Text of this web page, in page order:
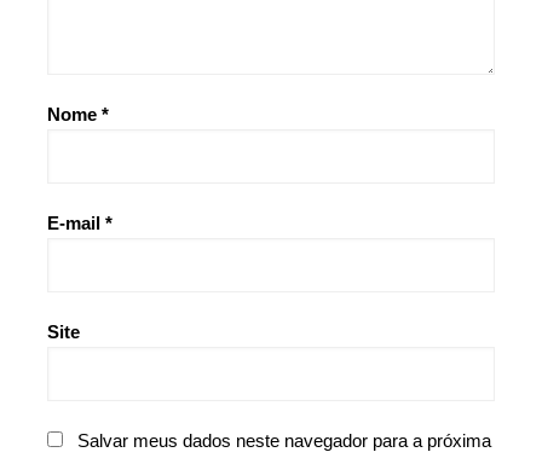
Nome *
E-mail *
Site
Salvar meus dados neste navegador para a próxima